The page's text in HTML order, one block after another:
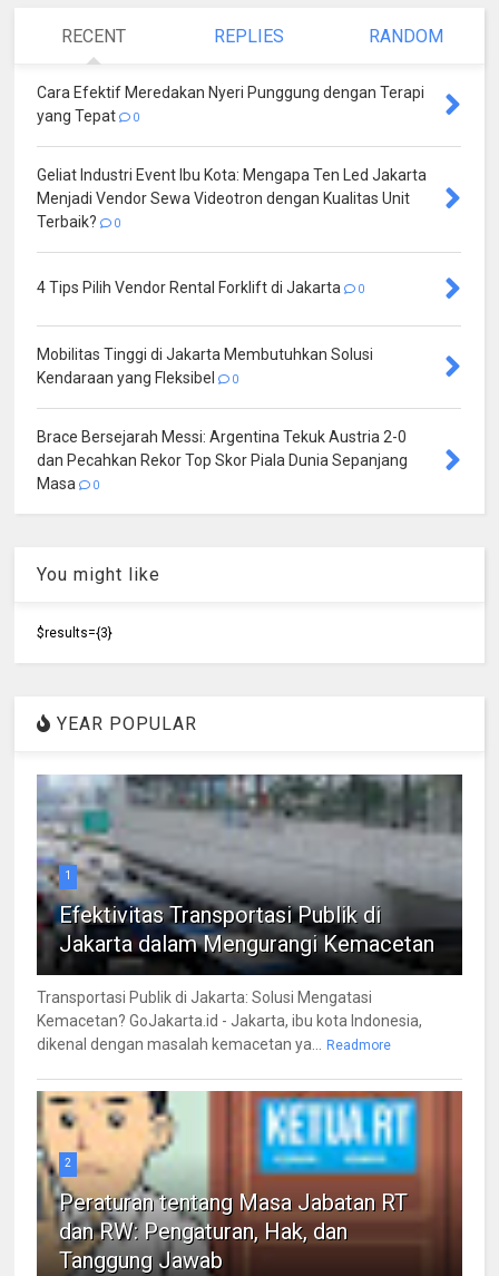
RECENT REPLIES RANDOM
Cara Efektif Meredakan Nyeri Punggung dengan Terapi
yang Tepat
0
Geliat Industri Event Ibu Kota: Mengapa Ten Led Jakarta
Menjadi Vendor Sewa Videotron dengan Kualitas Unit
Terbaik?
0
4 Tips Pilih Vendor Rental Forklift di Jakarta 0
Mobilitas Tinggi di Jakarta Membutuhkan Solusi
Kendaraan yang Fleksibel
0
Brace Bersejarah Messi: Argentina Tekuk Austria 2-0
dan Pecahkan Rekor Top Skor Piala Dunia Sepanjang
Masa
0
You might like
$results={3}
YEAR POPULAR
1
Efektivitas Transportasi Publik di
Jakarta dalam Mengurangi Kemacetan
Transportasi Publik di Jakarta: Solusi Mengatasi
Kemacetan? GoJakarta.id - Jakarta, ibu kota Indonesia,
dikenal dengan masalah kemacetan ya... Readmore
2
Peraturan tentang Masa Jabatan RT
dan RW: Pengaturan, Hak, dan
Tanggung Jawab